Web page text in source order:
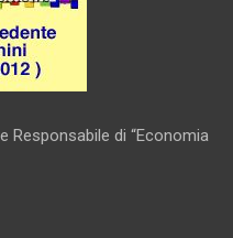
Responsabile di “Economia